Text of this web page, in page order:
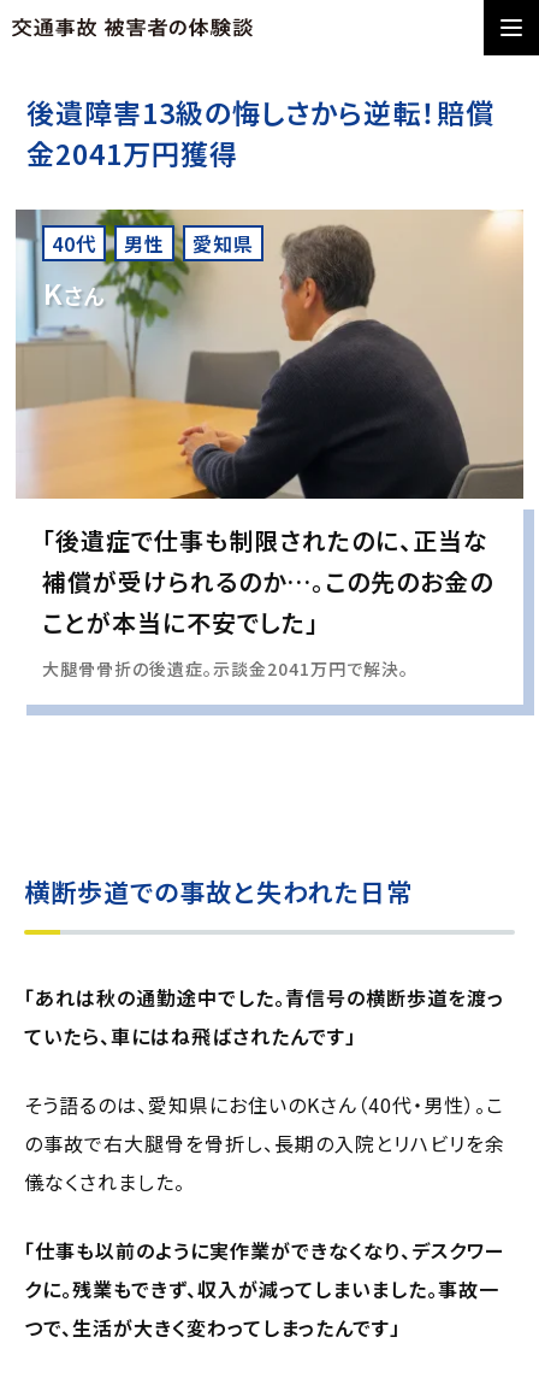
後遺障害13級の悔しさから逆転！賠償
金2041万円獲得
40代 男性 愛知県
Kさん
「後遺症で仕事も制限されたのに、正当な
補償が受けられるのか…。この先のお金の
ことが本当に不安でした」
大腿骨骨折の後遺症。示談金2041万円で解決。
横断歩道での事故と失われた日常
「あれは秋の通勤途中でした。青信号の横断歩道を渡っ
ていたら、車にはね飛ばされたんです」
そう語るのは、愛知県にお住いのKさん（40代・男性）。こ
の事故で右大腿骨を骨折し、長期の入院とリハビリを余
儀なくされました。
「仕事も以前のように実作業ができなくなり、デスクワー
クに。残業もできず、収入が減ってしまいました。事故一
つで、生活が大きく変わってしまったんです」